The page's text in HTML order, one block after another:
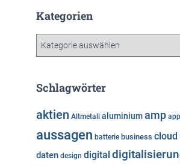
h
Kategorien
g
r
i
n
Schlagwörter
aktien Altmetall aluminiumamp app
aussagen batterie business cloud
daten design digital